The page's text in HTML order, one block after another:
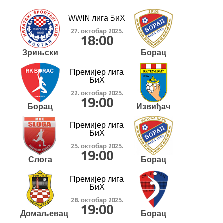
Зрињски
WWIN лига БиХ
27. октобар 2025.
18:00
Борац
Борац
Премијер лига
БиХ
22. октобар 2025.
19:00 Извиђач
Слога
Премијер лига
БиХ
25. октобар 2025.
19:00 Борац
Домаљевац
Премијер лига
БиХ
28. октобар 2025.
19:00 Борац